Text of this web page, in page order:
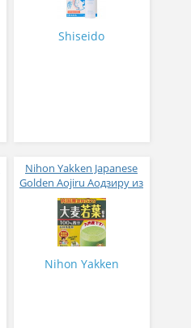
Shiseido
Nihon Yakken Japanese
Golden Aojiru Аодзиру из
листьев молодого
ячменя
Nihon Yakken